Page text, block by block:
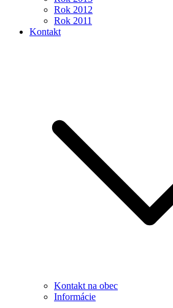
Rok 2012
Rok 2011
Kontakt
Kontakt na obec
Informácie